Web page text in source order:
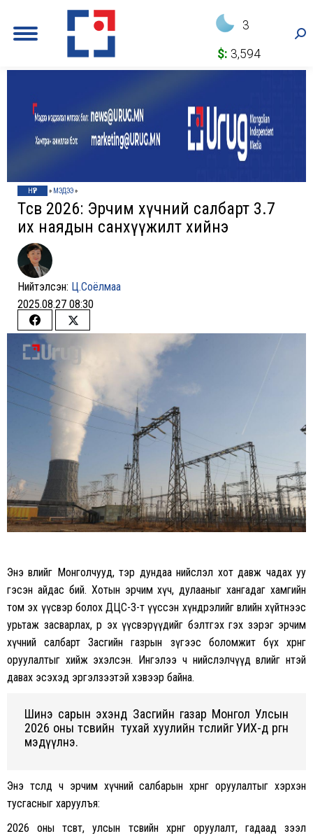
3
$: 3,594
НҮҮР » МЭДЭЭ»
Төсөв 2026: Эрчим хүчний салбарт 3.7
их наядын санхүүжилт хийнэ
Нийтэлсэн: Ц.Соёлмаа
2025.08.27 08:30
Share
on
Facebook
Share
on
Twitter
Энэ өвлийг Монголчууд, тэр дундаа нийслэл хот давж чадах уу
гэсэн айдас бий. Хотын эрчим хүч, дулааныг хангадаг хамгийн
том эх үүсвэр болох ДЦС-3-т үүссэн хүндрэлийг өвлийн хүйтнээс
урьтаж засварлах, өөр эх үүсвэрүүдийг бэлтгэх гэх зэрэг эрчим
хүчний салбарт Засгийн газрын зүгээс боломжит бүх хөрөнгө
оруулалтыг хийж эхэлсэн. Ингэлээ ч нийслэлчүүд өвлийг өнтэй
давах эсэхэд эргэлзээтэй хэвээр байна.
Шинэ сарын эхэнд Засгийн газар Монгол Улсын
2026 оны төсвийн тухай хуулийн төслийг УИХ-д өргөн
мэдүүлнэ.
Энэ төсөлд ч эрчим хүчний салбарын хөрөнгө оруулалтыг хэрхэн
тусгасныг харуулъя:
2026 оны төсөвт, улсын төсвийн хөрөнгө оруулалт, гадаад зээл